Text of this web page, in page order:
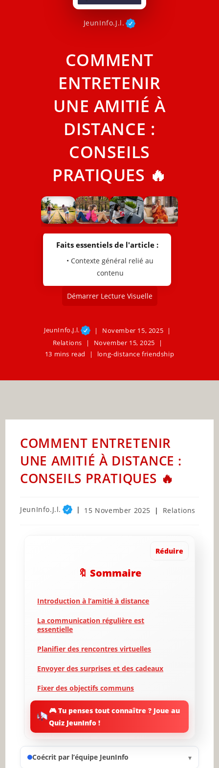
JeunInfo.J.l.
COMMENT
ENTRETENIR
UNE AMITIÉ À
DISTANCE :
CONSEILS
PRATIQUES 🔥
Faits essentiels de l'article :
• Contexte général relié au
contenu
Démarrer Lecture Visuelle
JeunInfo.J.l.
November 15, 2025
Relations
November 15, 2025
13 mins read
long-distance friendship
COMMENT ENTRETENIR
UNE AMITIÉ À DISTANCE :
CONSEILS PRATIQUES 🔥
Post
JeunInfo.J.l.
Post
15 November 2025
Post
Relations
Réduire
🔖 Sommaire
Introduction à l’amitié à distance
La communication régulière est
essentielle
Planifier des rencontres virtuelles
Envoyer des surprises et des cadeaux
Fixer des objectifs communs
Écouter et soutenir son ami
Utiliser la technologie à votre avantage
Faire preuve de créativité
🎮 Tu penses tout connaître ? Joue au
Quiz JeunInfo !
Coécrit par l’équipe JeunInfo ▾